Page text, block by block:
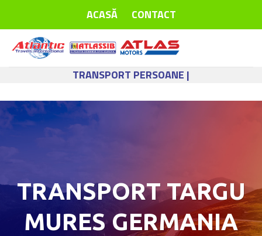
ACASĂ CONTACT
TRANSPORT PERSOANE |
TRANSPORT TARGU
MURES GERMANIA